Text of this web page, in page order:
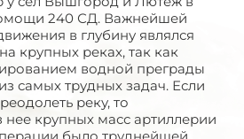
240 СД. Важнейшей
в глубину являлся
крупных реках, так как
водной преграды
самых трудных задач. Если
реку, то
крупных масс артиллерии
было труднейшей